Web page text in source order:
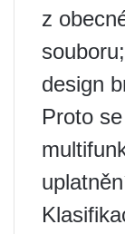
z
souboru;
design
Proto